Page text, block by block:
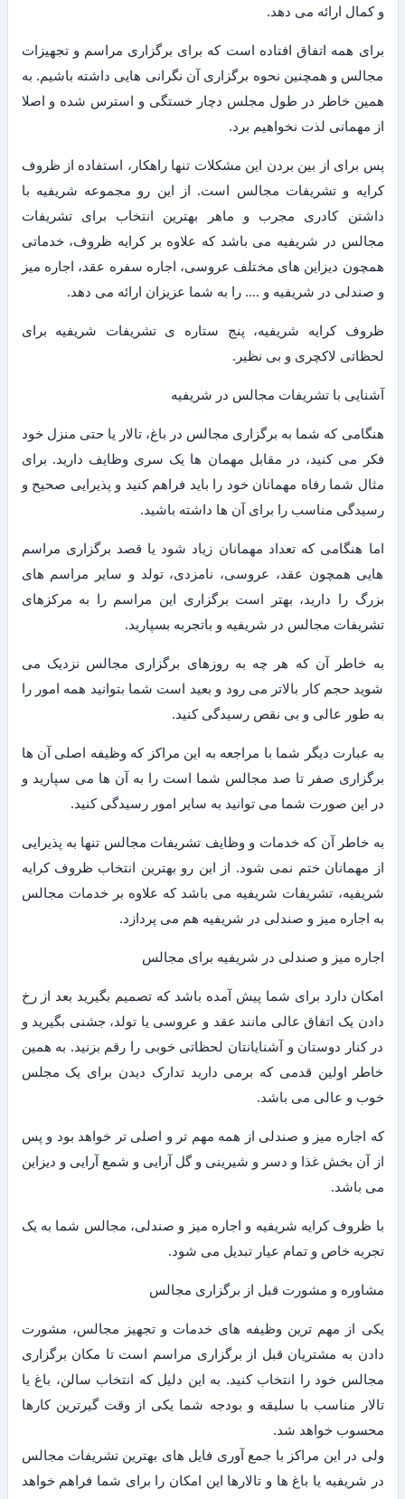
و کمال ارائه می دهد.
برای همه اتفاق افتاده است که برای برگزاری مراسم و تجهیزات
مجالس و همچنین نحوه برگزاری آن نگرانی هایی داشته باشیم. به
همین خاطر در طول مجلس دچار خستگی و استرس شده و اصلا
از مهمانی لذت نخواهیم برد.
پس برای از بین بردن این مشکلات تنها راهکار، استفاده از ظروف
کرایه و تشریفات مجالس است. از این رو مجموعه شریفیه با
داشتن کادری مجرب و ماهر بهترین انتخاب برای تشریفات
مجالس در شریفیه می باشد که علاوه بر کرایه ظروف، خدماتی
همچون دیزاین های مختلف عروسی، اجاره سفره عقد، اجاره میز
و صندلی در شریفیه و …. را به شما عزیزان ارائه می دهد.
ظروف کرایه شریفیه، پنج ستاره ی تشریفات شریفیه برای
لحظاتی لاکچری و بی نظیر.
آشنایی با تشریفات مجالس در شریفیه
هنگامی که شما به برگزاری مجالس در باغ، تالار یا حتی منزل خود
فکر می کنید، در مقابل مهمان ها یک سری وظایف دارید. برای
مثال شما رفاه مهمانان خود را باید فراهم کنید و پذیرایی صحیح و
رسیدگی مناسب را برای آن ها داشته باشید.
اما هنگامی که تعداد مهمانان زیاد شود یا قصد برگزاری مراسم
هایی همچون عقد، عروسی، نامزدی، تولد و سایر مراسم های
بزرگ را دارید، بهتر است برگزاری این مراسم را به مرکزهای
تشریفات مجالس در شریفیه و باتجربه بسپارید.
به خاطر آن که هر چه به روزهای برگزاری مجالس نزدیک می
شوید حجم کار بالاتر می رود و بعید است شما بتوانید همه امور را
به طور عالی و بی نقص رسیدگی کنید.
به عبارت دیگر شما با مراجعه به این مراکز که وظیفه اصلی آن ها
برگزاری صفر تا صد مجالس شما است را به آن ها می سپارید و
در این صورت شما می توانید به سایر امور رسیدگی کنید.
به خاطر آن که خدمات و وظایف تشریفات مجالس تنها به پذیرایی
از مهمانان ختم نمی شود. از این رو بهترین انتخاب ظروف کرایه
شریفیه، تشریفات شریفیه می باشد که علاوه بر خدمات مجالس
به اجاره میز و صندلی در شریفیه هم می پردازد.
اجاره میز و صندلی در شریفیه برای مجالس
امکان دارد برای شما پیش آمده باشد که تصمیم بگیرید بعد از رخ
دادن یک اتفاق عالی مانند عقد و عروسی یا تولد، جشنی بگیرید و
در کنار دوستان و آشنایانتان لحظاتی خوبی را رقم بزنید. به همین
خاطر اولین قدمی که برمی دارید تدارک دیدن برای یک مجلس
خوب و عالی می باشد.
که اجاره میز و صندلی از همه مهم تر و اصلی تر خواهد بود و پس
از آن بخش غذا و دسر و شیرینی و گل آرایی و شمع آرایی و دیزاین
می باشد.
با ظروف کرایه شریفیه و اجاره میز و صندلی، مجالس شما به یک
تجربه خاص و تمام عیار تبدیل می شود.
مشاوره و مشورت قبل از برگزاری مجالس
یکی از مهم ترین وظیفه های خدمات و تجهیز مجالس، مشورت
دادن به مشتریان قبل از برگزاری مراسم است تا مکان برگزاری
مجالس خود را انتخاب کنید. به این دلیل که انتخاب سالن، باغ یا
تالار مناسب با سلیقه و بودجه شما یکی از وقت گیرترین کارها
محسوب خواهد شد.
ولی در این مراکز با جمع آوری فایل های بهترین تشریفات مجالس
در شریفیه یا باغ ها و تالارها این امکان را برای شما فراهم خواهد